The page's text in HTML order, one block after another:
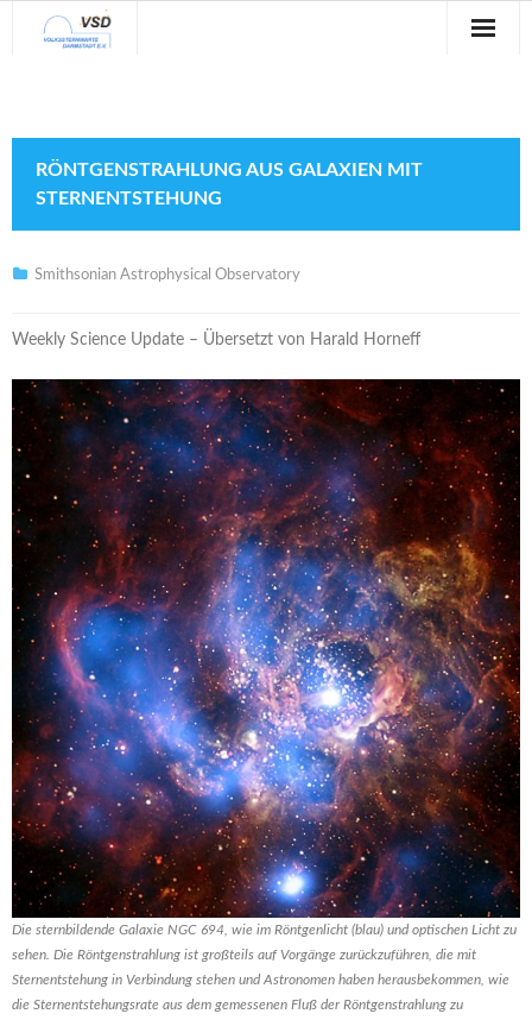
Veranstaltungen
Verein
Kontakt
RÖNTGENSTRAHLUNG AUS GALAXIEN MIT
STERNENTSTEHUNG
Smithsonian Astrophysical Observatory
Weekly Science Update – Übersetzt von Harald Horneff
Die sternbildende Galaxie NGC 694, wie im Röntgenlicht (blau) und optischen Licht zu
sehen. Die Röntgenstrahlung ist großteils auf Vorgänge zurückzuführen, die mit
Sternentstehung in Verbindung stehen und Astronomen haben herausbekommen, wie
die Sternentstehungsrate aus dem gemessenen Fluß der Röntgenstrahlung zu